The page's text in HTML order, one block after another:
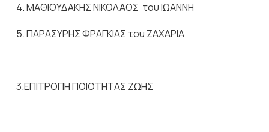
4. ΜΑΘΙΟΥΔΑΚΗΣ ΝΙΚΟΛΑΟΣ του ΙΩΑΝΝΗ
5. ΠΑΡΑΣΥΡΗΣ ΦΡΑΓΚΙΑΣ του ΖΑΧΑΡΙΑ
3.ΕΠΙΤΡΟΠΗ ΠΟΙΟΤΗΤΑΣ ΖΩΗΣ